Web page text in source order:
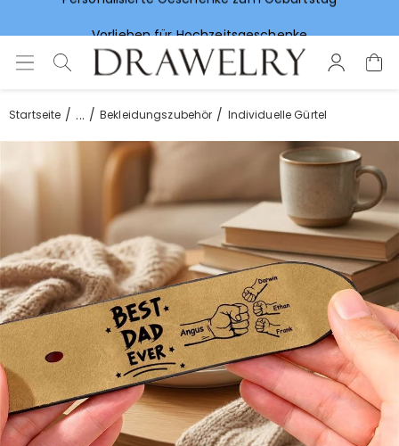
Startseite ... Bekleidungszubehör Individuelle Gürtel